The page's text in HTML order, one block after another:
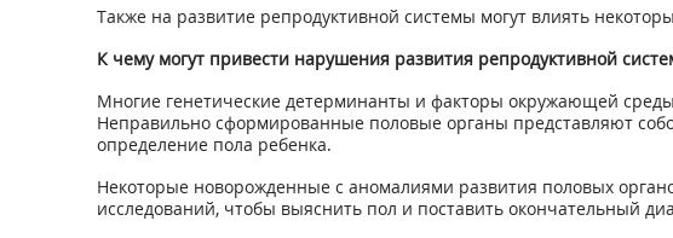
Также на развитие репродуктивной системы могут влиять
К чему могут привести нарушения развития репродуктивной
Многие генетические детерминанты и факторы окружающей
Неправильно сформированные половые органы представляют
определение пола ребенка.
Некоторые новорожденные с аномалиями развития половых
исследований, чтобы выяснить пол и поставить окончательный